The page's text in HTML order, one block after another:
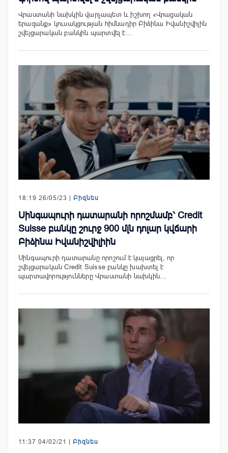
Վրաստանի նախկին վարչապետ և իշխող «Վրացական
երազանք» կուսակցության հիմնադիր Բիձինա Իվանիշվիլին
շվեյցարական բանկին պարտվել է…
18:19 26/05/23 | Բիզնես
Սինգապուրի դատարանի որոշմամբ՝ Credit
Suisse բանկը շուրջ 900 մլն դոլար կվճարի
Բիձինա Իվանիշվիլիին
Սինգապուրի դատարանը որոշում է կայացրել, որ
շվեյցարական Credit Suisse բանկը խախտել է
պարտավորությունները Վրաստանի նախկին…
11:37 04/02/21 | Բիզնես